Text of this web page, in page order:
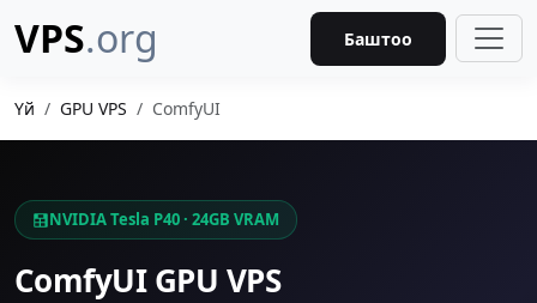
VPS.org Баштоо
Үй GPU VPS ComfyUI
NVIDIA Tesla P40 · 24GB VRAM
ComfyUI GPU VPS